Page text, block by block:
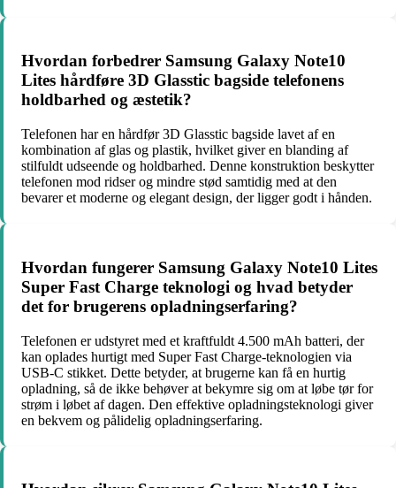
Hvordan forbedrer Samsung Galaxy Note10
Lites hårdføre 3D Glasstic bagside telefonens
holdbarhed og æstetik?
Telefonen har en hårdfør 3D Glasstic bagside lavet af en
kombination af glas og plastik, hvilket giver en blanding af
stilfuldt udseende og holdbarhed. Denne konstruktion beskytter
telefonen mod ridser og mindre stød samtidig med at den
bevarer et moderne og elegant design, der ligger godt i hånden.
Hvordan fungerer Samsung Galaxy Note10 Lites
Super Fast Charge teknologi og hvad betyder
det for brugerens opladningserfaring?
Telefonen er udstyret med et kraftfuldt 4.500 mAh batteri, der
kan oplades hurtigt med Super Fast Charge-teknologien via
USB-C stikket. Dette betyder, at brugerne kan få en hurtig
opladning, så de ikke behøver at bekymre sig om at løbe tør for
strøm i løbet af dagen. Den effektive opladningsteknologi giver
en bekvem og pålidelig opladningserfaring.